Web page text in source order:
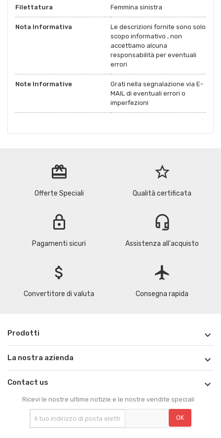
Filettatura Femmina sinistra
Nota Informativa
Le descrizioni fornite sono solo
scopo informativo , non
accettiamo alcuna
responsabilità per eventuali
errori
Note Informative
Grati nella segnalazione via E-
MAIL di eventuali errori o
imperfezioni
redeem
Offerte Speciali
star_border
Qualità certificata
lock
Pagamenti sicuri
headset_mic
Assistenza all'acquisto
attach_money
Convertitore di valuta
flight
Consegna rapida
Prodotti 
La nostra azienda 
Contact us 
Ricevi le nostre ultime notizie e le nostre vendite speciali